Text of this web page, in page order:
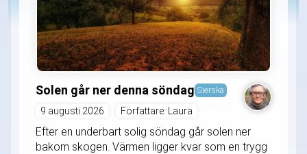
Solen går ner denna söndag Sierska
9 augusti 2026 Författare: Laura
Efter en underbart solig söndag går solen ner
bakom skogen. Värmen ligger kvar som en trygg